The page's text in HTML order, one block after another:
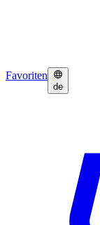
Favoriten
de